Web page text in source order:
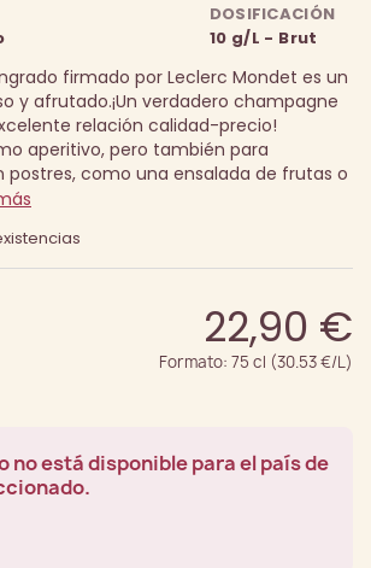
DOSIFICACIÓN
10 g/L - Brut
firmado por Leclerc Mondet es un
y afrutado.¡Un verdadero champagne
relación calidad-precio!
aperitivo, pero también para
como una ensalada de frutas o
22,90 €
Formato: 75 cl (30.53 €/L)
no está disponible para el país de